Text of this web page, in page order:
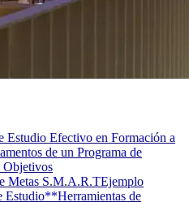
Estudio Efectivo en Formación a
de un Programa de
Metas S.M.A.R.TEjemplo
Estudio**Herramientas de